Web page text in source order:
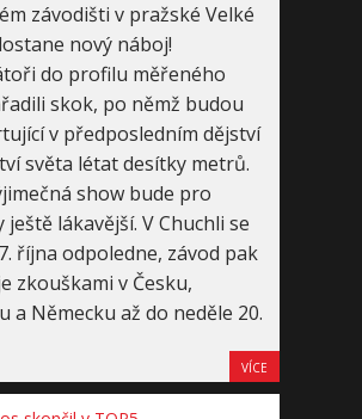
závodišti v pražské Velké
nový náboj!
do profilu měřeného
skok, po němž budou
v předposledním dějství
světa létat desítky metrů.
show bude pro
lákavější. V Chuchli se
října odpoledne, závod pak
zkouškami v Česku,
a Německu až do neděle 20.
VÍCE